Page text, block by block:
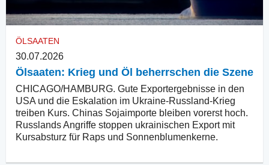
ÖLSAATEN
30.07.2026
Ölsaaten: Krieg und Öl beherrschen die Szene
CHICAGO/HAMBURG. Gute Exportergebnisse in den
USA und die Eskalation im Ukraine-Russland-Krieg
treiben Kurs. Chinas Sojaimporte bleiben vorerst hoch.
Russlands Angriffe stoppen ukrainischen Export mit
Kursabsturz für Raps und Sonnenblumenkerne.